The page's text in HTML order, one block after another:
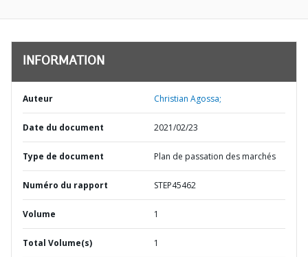
INFORMATION
Auteur Christian Agossa;
Date du document 2021/02/23
Type de document Plan de passation des marchés
Numéro du rapport STEP45462
Volume 1
Total Volume(s) 1